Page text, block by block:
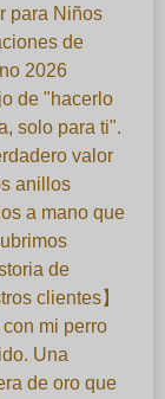
para Niños
de
2026
de "hacerlo
solo para ti".
valor
anillos
a mano que
de
clientes】
con mi perro
Una
de oro que